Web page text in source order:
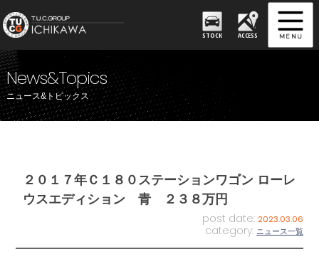
STOCK ACCESS
News&Topics
ニュース&トピックス
２０１７年Ｃ１８０ステーションワゴン ローレ
ウスエディション 青 ２３８万円
post date: 2023.03.06
category: ニュース一覧